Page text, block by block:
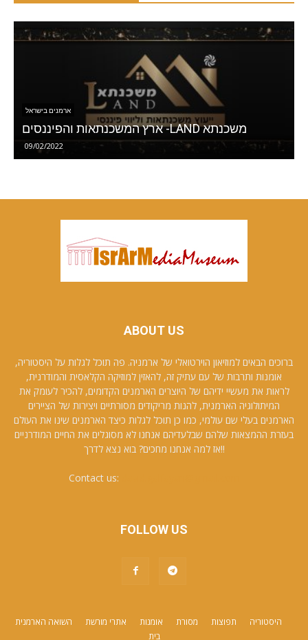
הספונסרים והשותפים שלנו
נויאן טפאן – המרכז הארמני לתרבות וחינוך בישראל
10/01/2021
ABOUT US
ברוכים הבאים למוזיאון הוירטואלי של ארמניה. פה תוכל לגלות על היסטוריה,
אומנות ותרבות של עם עתיק זה, להאזין למוזיקה הקלאסית והמודרנית,
לראות את מעשיי ידיהם של היוצרים הארמנים הקדומים, להכיר לעומק את
המיתולוגיה הארמנית, להנות מריקודים מסורתיים ויצירות של הציירים
הארמנים בעלי שם עולמי, כמו כן תוכל לגלות כיצד הארמנים שינו את העולם
בעזרת ההמצאות שלהם שבלעדיהם אנחנו לא מסוגלים את החיים המודרניים
!!אז למה אנחנו מחכים? בוא נצא לדרך
Contact us:
FOLLOW US
השואה הארמנית אתרי מורשת אומנות מסורת תפוצות
היסטוריה
בית